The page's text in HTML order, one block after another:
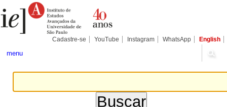
para
conteúdo.
Pessoais
Cadastre-se YouTube Instagram WhatsApp English
menu